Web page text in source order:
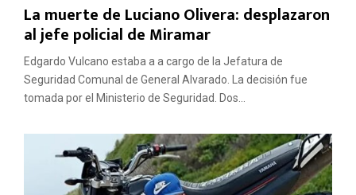
La muerte de Luciano Olivera: desplazaron
al jefe policial de Miramar
Edgardo Vulcano estaba a a cargo de la Jefatura de
Seguridad Comunal de General Alvarado. La decisión fue
tomada por el Ministerio de Seguridad. Dos...